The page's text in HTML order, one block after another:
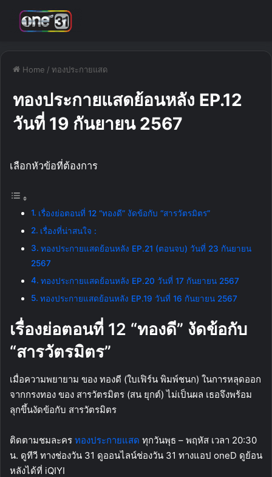
Home / ทองประกายแสด
ทองประกายแสดย้อนหลัง EP.12
วันที่ 19 กันยายน 2567
เลือกหัวข้อที่ต้องการ
เรื่องย่อตอนที่ 12 “ทองดี” งัดข้อกับ “สารวัตรมิตร”
เรื่องที่น่าสนใจ :
ทองประกายแสดย้อนหลัง EP.21 (ตอนจบ) วันที่ 23 กันยายน
2567
ทองประกายแสดย้อนหลัง EP.20 วันที่ 17 กันยายน 2567
ทองประกายแสดย้อนหลัง EP.19 วันที่ 16 กันยายน 2567
เรื่องย่อตอนที่ 12 “ทองดี” งัดข้อกับ
“สารวัตรมิตร”
เมื่อความพยายาม ของ ทองดี (ใบเฟิร์น พิมพ์ชนก) ในการหลุดออก
จากกรงทอง ของ สารวัตรมิตร (สน ยุกต์) ไม่เป็นผล เธอจึงพร้อม
ลุกขึ้นงัดข้อกับ สารวัตรมิตร
ติดตามชมละคร ทองประกายแสด ทุกวันพุธ – พฤหัส เวลา 20:30
น. ดูทีวี ทางช่องวัน 31 ดูออนไลน์ช่องวัน 31 ทางแอป oneD ดูย้อน
หลังได้ที่ iQIYI